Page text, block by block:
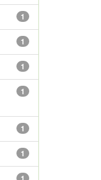
1
1
1
1
1
1